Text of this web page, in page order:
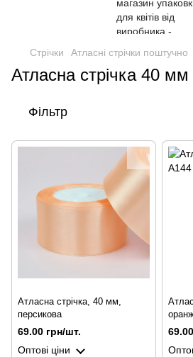
Стрічки Атласні стрічки поштучно
Атласна стрічка 40 мм
Фільтр
Атласна стрічка, 40 мм,
персикова
69.00 грн/шт.
Оптові ціни